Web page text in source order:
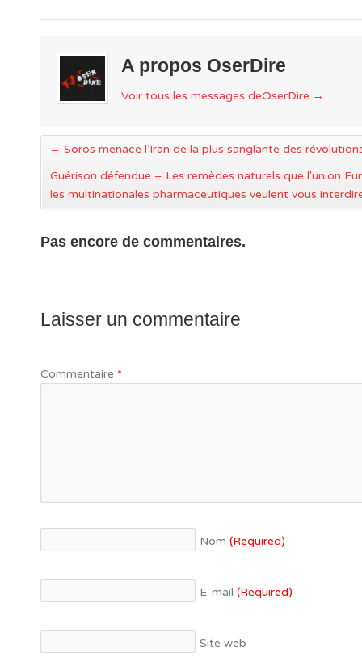
A propos OserDire
Voir tous les messages deOserDire →
← Soros menace l’Iran de la plus sanglante des
Guérison défendue – Les remèdes naturels que l'union
les multinationales pharmaceutiques veulent vous
Pas encore de commentaires.
Laisser un commentaire
Commentaire *
Nom (Required)
E-mail (Required)
Site web